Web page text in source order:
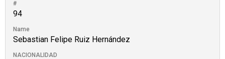
#
94
Name
Sebastian Felipe Ruiz Hernández
NACIONALIDAD